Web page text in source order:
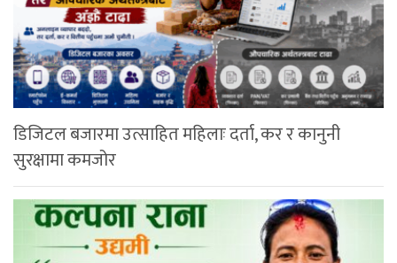
डिजिटल बजारमा उत्साहित महिलाः दर्ता, कर र कानुनी
सुरक्षामा कमजोर